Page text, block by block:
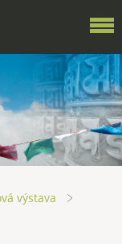
výstava